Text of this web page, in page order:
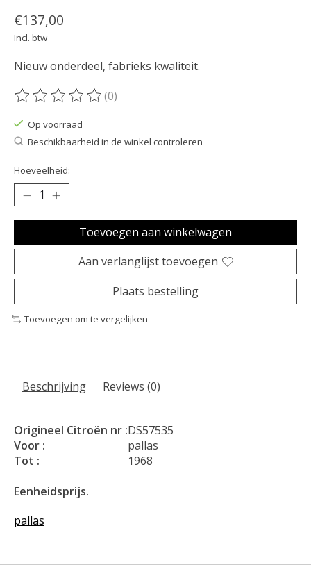
€137,00
Incl. btw
Nieuw onderdeel, fabrieks kwaliteit.
De beoordeling van dit product is
(0)
Op voorraad
Beschikbaarheid in de winkel controleren
Hoeveelheid:
Toevoegen aan winkelwagen
Aan verlanglijst toevoegen
Plaats bestelling
Toevoegen om te vergelijken
Beschrijving Reviews (0)
Origineel Citroën nr :DS57535
Voor :
pallas
Tot :
1968
Eenheidsprijs.
pallas